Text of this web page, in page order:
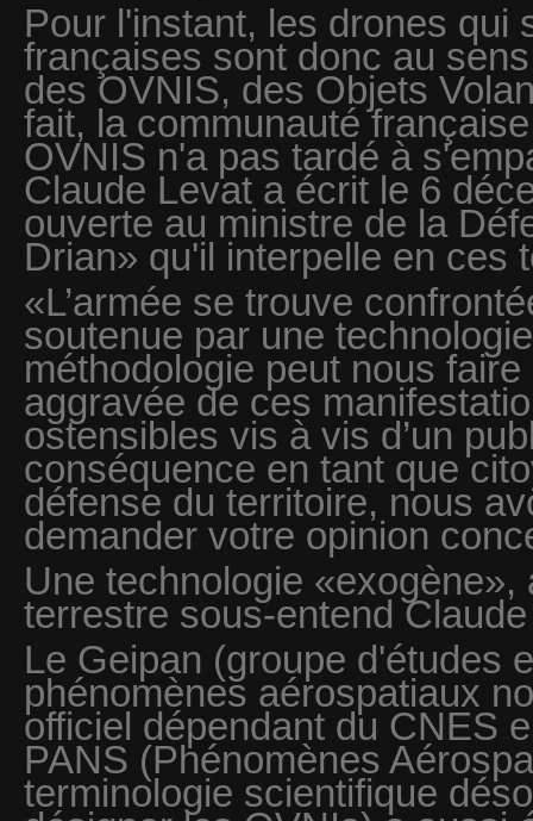
Pour l'instant, les drones qui
françaises sont donc au
des OVNIS, des Objets
fait, la communauté
OVNIS n'a pas tardé à
Claude Levat a écrit le 6
ouverte au ministre de la
Drian» qu'il interpelle en ces
«L’armée se trouve
soutenue par une
méthodologie peut nous
aggravée de ces
ostensibles vis à vis d’un
conséquence en tant que
défense du territoire, nous
demander votre opinion
Une technologie «exogène»,
terrestre sous-entend
Le Geipan (groupe d'études
phénomènes aérospatiaux
officiel dépendant du CNES
PANS (Phénomènes
terminologie scientifique